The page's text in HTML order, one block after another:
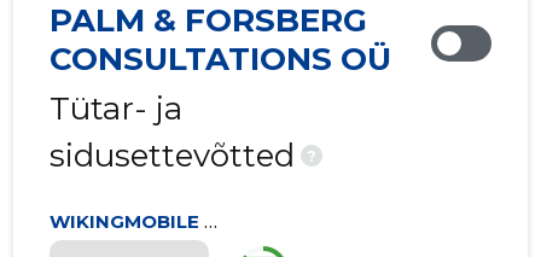
PALM & FORSBERG
CONSULTATIONS OÜ
Tütar- ja
sidusettevõtted
?
WIKINGMOBILE OÜ